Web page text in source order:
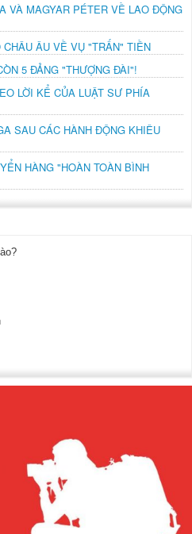
VÀ MAGYAR PÉTER VỀ LAO ĐỘNG
ÂU VỀ VỤ "TRẤN" TIỀN
5 ĐẢNG "THƯỢNG ĐÀI"!
LỜI KỂ CỦA LUẬT SƯ PHÍA
SAU CÁC HÀNH ĐỘNG KHIÊU
HÀNG "HOÀN TOÀN BÌNH